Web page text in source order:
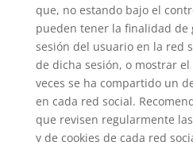
que, no estando bajo el
pueden tener la finalidad de
sesión del usuario en la red
de dicha sesión, o mostrar
veces se ha compartido un
en cada red social.
que revisen regularmente
y de cookies de cada red